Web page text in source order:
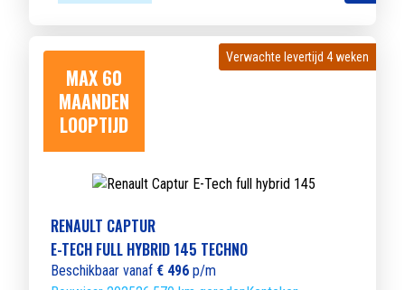
MAX 60
MAANDEN
LOOPTIJD
Verwachte levertijd 4 weken
Verwachte levertijd 4 weken
RENAULT CAPTUR
E-TECH FULL HYBRID 145 TECHNO
Beschikbaar vanaf € 496 p/m